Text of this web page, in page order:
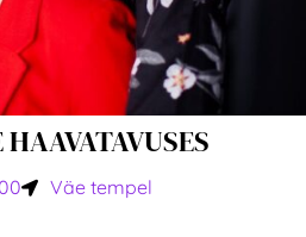
Väe tempel